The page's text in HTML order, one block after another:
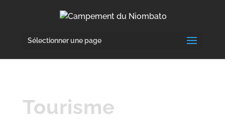
Sélectionner une page
Tourisme